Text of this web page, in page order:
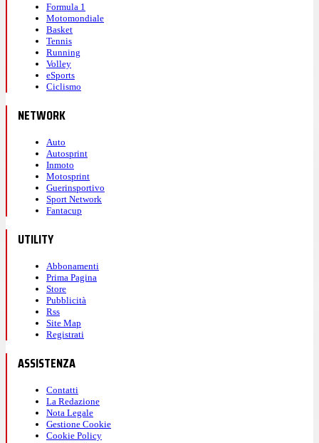
Formula 1
Motomondiale
Basket
Tennis
Running
Volley
eSports
Ciclismo
NETWORK
Auto
Autosprint
Inmoto
Motosprint
Guerinsportivo
Sport Network
Fantacup
UTILITY
Abbonamenti
Prima Pagina
Store
Pubblicità
Rss
Site Map
Registrati
ASSISTENZA
Contatti
La Redazione
Nota Legale
Gestione Cookie
Cookie Policy